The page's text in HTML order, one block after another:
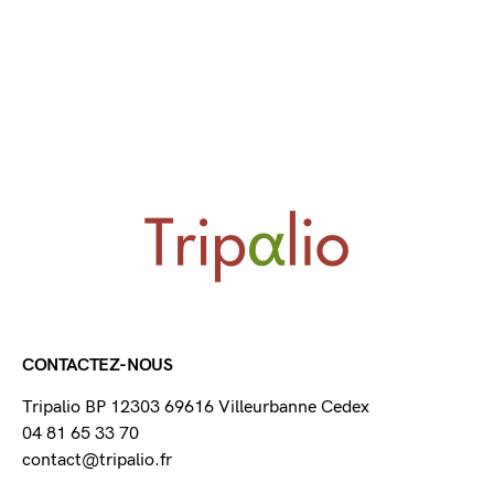
CONTACTEZ-NOUS
Tripalio BP 12303 69616 Villeurbanne Cedex
04 81 65 33 70
contact@tripalio.fr